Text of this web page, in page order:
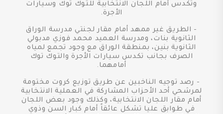
وتكدس أمام اللجان الانتخابية للتوك توك وسيارات
الأجرة.
- الطريق غير ممهد أمام مقار لجنتي مدرسة الوراق
الثانوية بنات، ومدرسة العميد محمد فوزي مدبولي
الثانوية بنين، بمنطقة الوراق مع وجود تجمع لمياه
الصرف بجانب تكدس سيارات الأجرة والتوك توك
أمامهما.
- رصد توجيه الناخبين عن طريق توزيع كروت مختومة
لمرشحي أحد الأحزاب المشاركة في العملية الانتخابية
أمام مقار اللجان الانتخابية، وكذلك وجود بعض اللجان
في طوابق عليا تشكل عائقاً أمام كبار السن وذوي